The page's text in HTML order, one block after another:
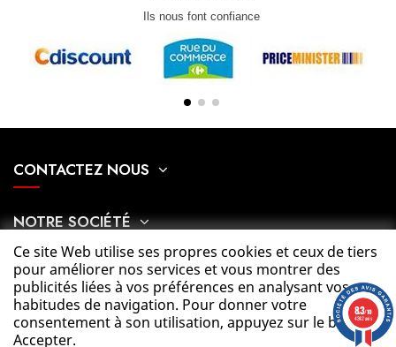
Ils nous font confiance
CONTACTEZ NOUS
NOTRE SOCIÉTÉ
MON COMPTE
CATÉGORIES
Ce site Web utilise ses propres cookies et ceux de tiers
pour améliorer nos services et vous montrer des
publicités liées à vos préférences en analysant vos
habitudes de navigation. Pour donner votre
consentement à son utilisation, appuyez sur le bouton
Accepter.
8.3/10
4342 avis